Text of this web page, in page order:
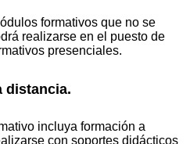
formativos que no se
realizarse en el puesto de
presenciales.
distancia.
incluya formación a
con soportes didácticos